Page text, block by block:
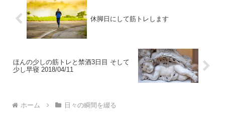
休脚日にして筋トレします
ほんの少しの筋トレと禁酒3日目 そして
少し早寝 2018/04/11
ホーム 日々の瞬間を綴る